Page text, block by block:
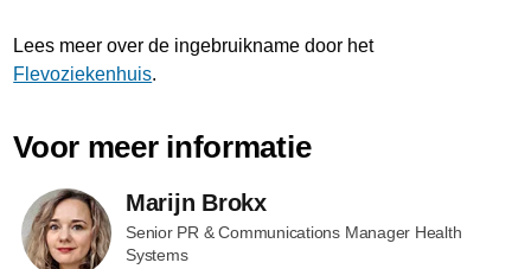
Lees meer over de ingebruikname door het
Flevoziekenhuis.
Voor meer informatie
Marijn Brokx
Senior PR & Communications Manager Health
Systems